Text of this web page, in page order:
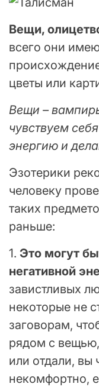
Вещи,
всего они
цветы или
Вещи –
чувствуем
энергию и
Эзотерики
человеку
таких
раньше:
1. Это могут
негативной
завистливых
некоторые не
заговорам,
рядом с
или отдали, вы
некомфортно,